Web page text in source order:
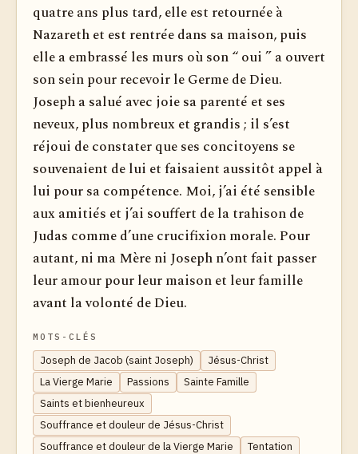
quatre ans plus tard, elle est retournée à
Nazareth et est rentrée dans sa maison, puis
elle a embrassé les murs où son “ oui ” a ouvert
son sein pour recevoir le Germe de Dieu.
Joseph a salué avec joie sa parenté et ses
neveux, plus nombreux et grandis ; il s’est
réjoui de constater que ses concitoyens se
souvenaient de lui et faisaient aussitôt appel à
lui pour sa compétence. Moi, j’ai été sensible
aux amitiés et j’ai souffert de la trahison de
Judas comme d’une crucifixion morale. Pour
autant, ni ma Mère ni Joseph n’ont fait passer
leur amour pour leur maison et leur famille
avant la volonté de Dieu.
MOTS-CLÉS
Joseph de Jacob (saint Joseph)
Jésus-Christ
La Vierge Marie
Passions
Sainte Famille
Saints et bienheureux
Souffrance et douleur de Jésus-Christ
Souffrance et douleur de la Vierge Marie
Tentation